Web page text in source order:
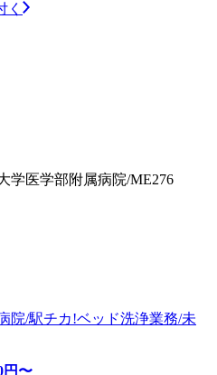
く
学医学部附属病院/ME276
院/駅チカ!ベッド洗浄業務/未
円〜